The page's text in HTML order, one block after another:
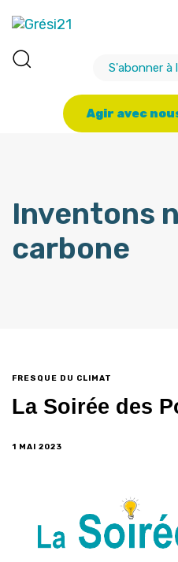
S'abonner
Agir avec nou
Inventons
carbone
FRESQUE DU CLIMAT
La Soirée des
1 MAI 2023